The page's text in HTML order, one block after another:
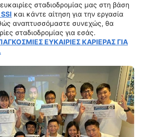
σταδιοδρομίας μας στη βάση
και κάντε αίτηση για την εργασία
αναπτυσσόμαστε συνεχώς, θα
σταδιοδρομίας για εσάς.
ΕΥΚΑΙΡΙΕΣ ΚΑΡΙΕΡΑΣ ΓΙΑ